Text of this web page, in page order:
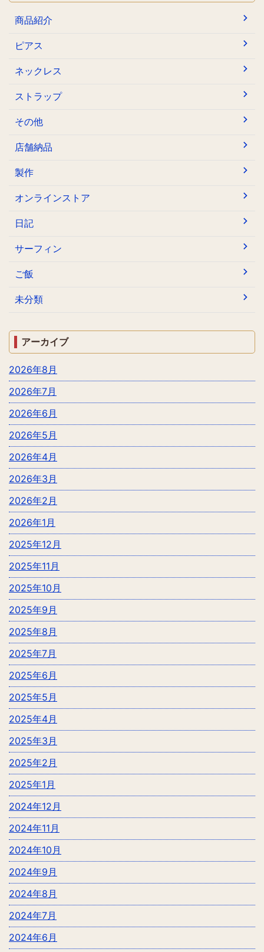
商品紹介
ピアス
ネックレス
ストラップ
その他
店舗納品
製作
オンラインストア
日記
サーフィン
ご飯
未分類
アーカイブ
2026年8月
2026年7月
2026年6月
2026年5月
2026年4月
2026年3月
2026年2月
2026年1月
2025年12月
2025年11月
2025年10月
2025年9月
2025年8月
2025年7月
2025年6月
2025年5月
2025年4月
2025年3月
2025年2月
2025年1月
2024年12月
2024年11月
2024年10月
2024年9月
2024年8月
2024年7月
2024年6月